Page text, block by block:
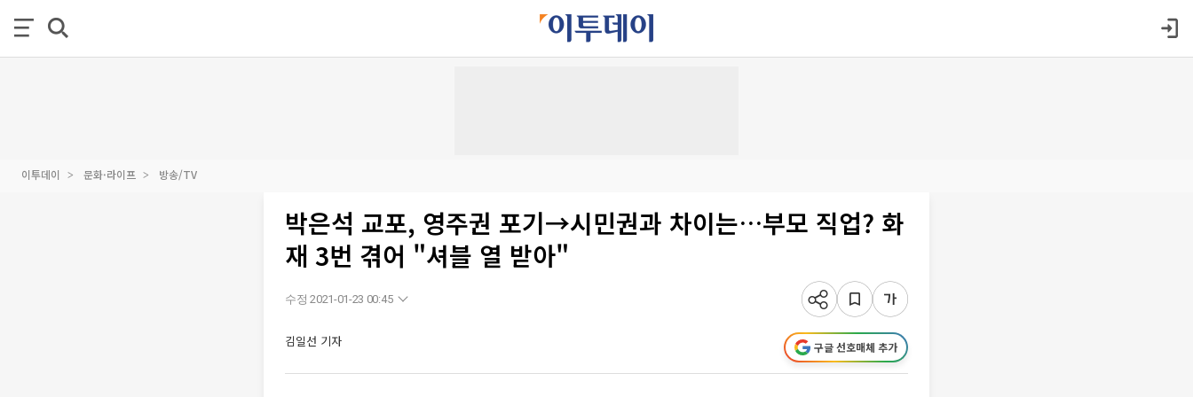
이투데이 문화·라이프 방송/TV
박은석 교포, 영주권 포기→시민권과 차이는…부모 직업? 화
재 3번 겪어 "셔블 열 받아"
수정 2021-01-23 00:45
김일선 기자 구글 선호매체 추가